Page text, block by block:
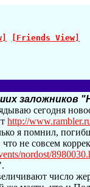
[Friends View]
заложников
сегодня
http://
я помнил,
не совсем
nordost/
число